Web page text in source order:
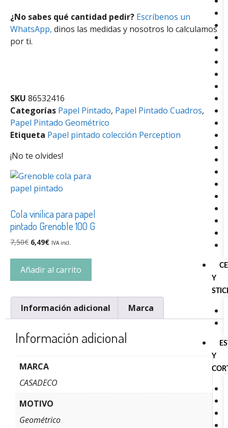
Y
Y
¿No sabes qué cantidad pedir? Escríbenos un
WhatsApp, dinos las medidas y nosotros lo calculamos
por ti.
SKU 86532416
Categorías Papel Pintado, Papel Pintado Cuadros,
Papel Pintado Geométrico
Etiqueta Papel pintado colección Perception
¡No te olvides!
Cola vinílica para papel
pintado Grenoble 100 G
7,50€ 6,49€ IVA incl.
Añadir al carrito
Información adicional Marca
Información adicional
MARCA
CASADECO
MOTIVO
Geométrico